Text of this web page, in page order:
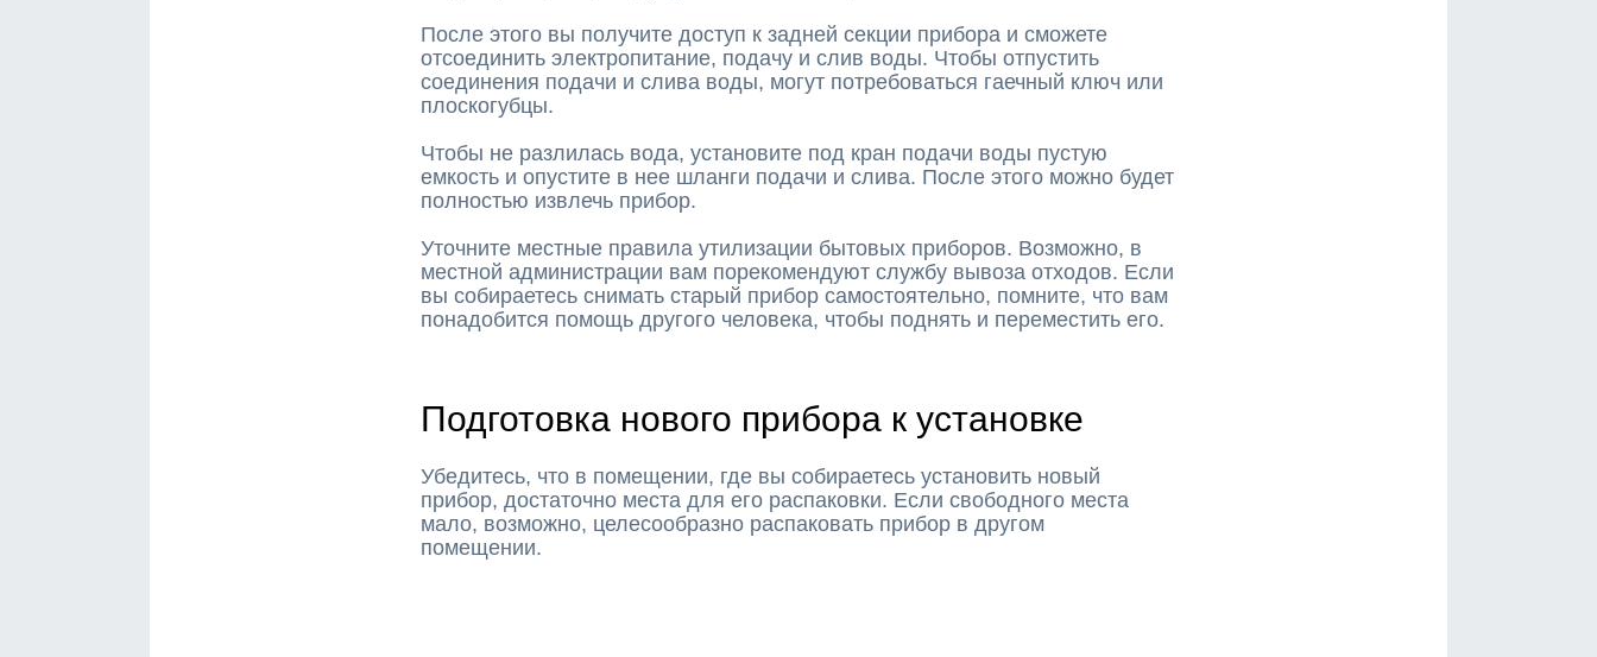
После этого вы получите доступ к задней секции прибора и сможете
отсоединить электропитание, подачу и слив воды. Чтобы отпустить
соединения подачи и слива воды, могут потребоваться гаечный ключ или
плоскогубцы.
Чтобы не разлилась вода, установите под кран подачи воды пустую
емкость и опустите в нее шланги подачи и слива. После этого можно будет
полностью извлечь прибор.
Уточните местные правила утилизации бытовых приборов. Возможно, в
местной администрации вам порекомендуют службу вывоза отходов. Если
вы собираетесь снимать старый прибор самостоятельно, помните, что вам
понадобится помощь другого человека, чтобы поднять и переместить его.
Подготовка нового прибора к установке
Убедитесь, что в помещении, где вы собираетесь установить новый
прибор, достаточно места для его распаковки. Если свободного места
мало, возможно, целесообразно распаковать прибор в другом
помещении.